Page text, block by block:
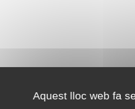
Aquest lloc web fa